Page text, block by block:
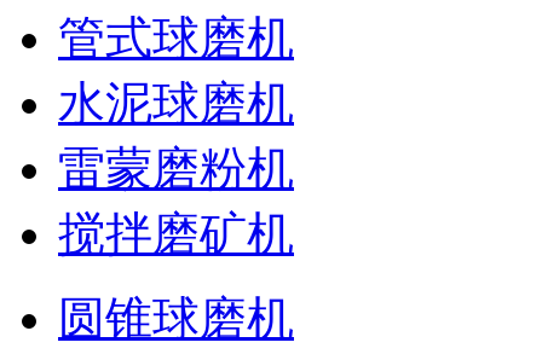
管式球磨机
水泥球磨机
雷蒙磨粉机
搅拌磨矿机
圆锥球磨机